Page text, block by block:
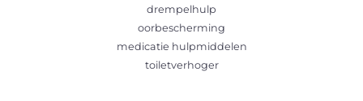
drempelhulp
oorbescherming
medicatie hulpmiddelen
toiletverhoger